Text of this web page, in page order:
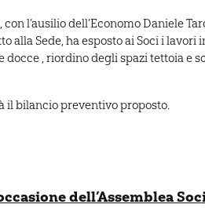
l’ausilio dell’Economo Daniele
alla Sede, ha esposto ai Soci i
docce , riordino degli spazi tettoia e
il bilancio preventivo proposto.
dell’Assemblea